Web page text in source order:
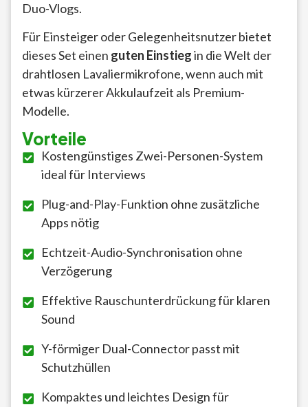
Duo-Vlogs.
Für Einsteiger oder Gelegenheitsnutzer bietet
dieses Set einen guten Einstiegin die Welt der
drahtlosen Lavaliermikrofone, wenn auch mit
etwas kürzerer Akkulaufzeit als Premium-
Modelle.
Vorteile
Kostengünstiges Zwei-Personen-System
ideal für Interviews
Plug-and-Play-Funktion ohne zusätzliche
Apps nötig
Echtzeit-Audio-Synchronisation ohne
Verzögerung
Effektive Rauschunterdrückung für klaren
Sound
Y-förmiger Dual-Connector passt mit
Schutzhüllen
Kompaktes und leichtes Design für